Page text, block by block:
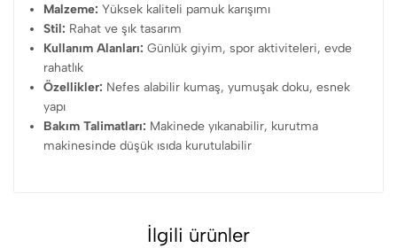
Malzeme: Yüksek kaliteli pamuk karışımı
Stil: Rahat ve şık tasarım
Kullanım Alanları: Günlük giyim, spor aktiviteleri, evde
rahatlık
Özellikler: Nefes alabilir kumaş, yumuşak doku, esnek
yapı
Bakım Talimatları: Makinede yıkanabilir, kurutma
makinesinde düşük ısıda kurutulabilir
İlgili ürünler